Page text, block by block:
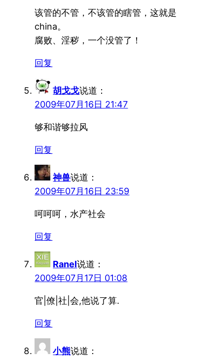
该管的不管，不该管的瞎管，这就是
china。
腐败、淫秽，一个没管了！
回复
胡戈戈说道：
2009年07月16日 21:47
够和谐够拉风
回复
神兽说道：
2009年07月16日 23:59
呵呵呵，水产社会
回复
Ranel说道：
2009年07月17日 01:08
官|僚|社|会,他说了算.
回复
小熊说道：